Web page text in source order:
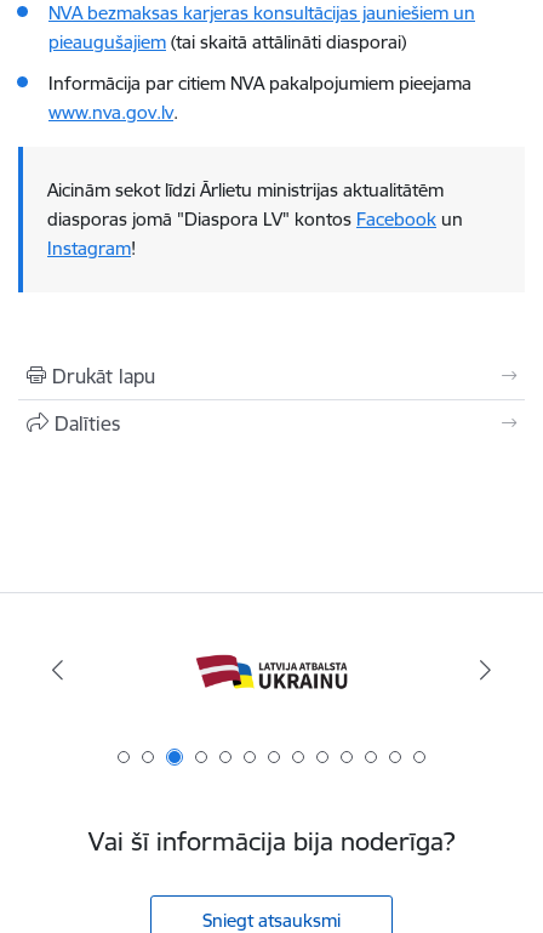
NVA bezmaksas karjeras konsultācijas jauniešiem un
pieaugušajiem (tai skaitā attālināti diasporai)
Informācija par citiem NVA pakalpojumiem pieejama
www.nva.gov.lv.
Aicinām sekot līdzi Ārlietu ministrijas aktualitātēm
diasporas jomā "Diaspora LV" kontos Faceb​ook un
Instagram!
Drukāt lapu
Dalīties
Vai šī informācija bija noderīga?
Sniegt atsauksmi